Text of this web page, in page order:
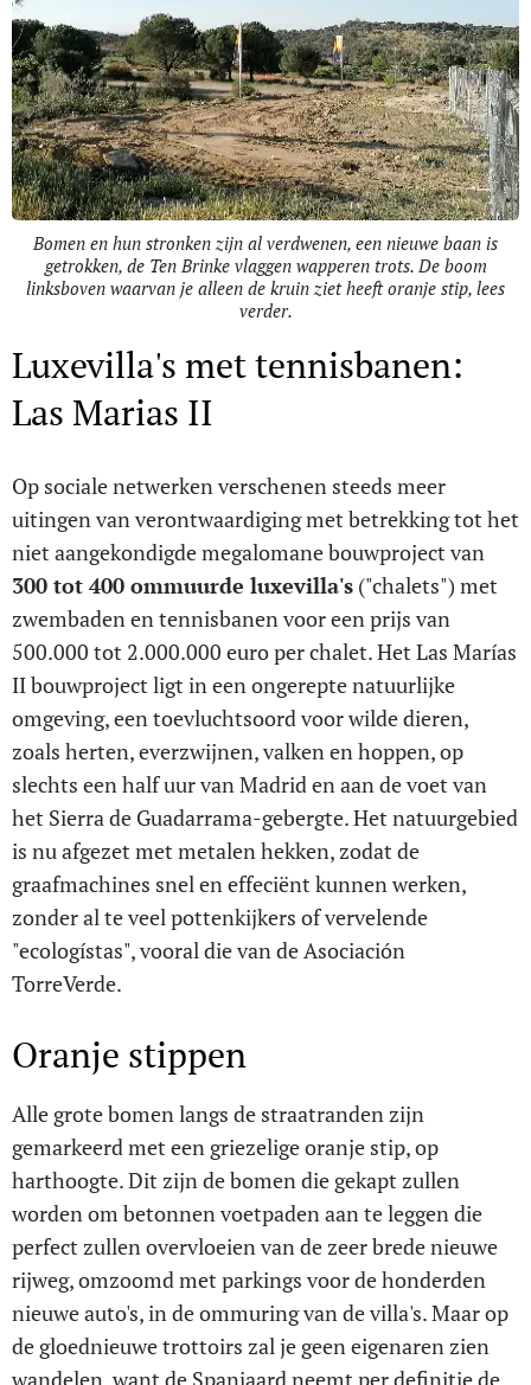
Bomen en hun stronken zijn al verdwenen, een nieuwe baan is
getrokken, de Ten Brinke vlaggen wapperen trots. De boom
linksboven waarvan je alleen de kruin ziet heeft oranje stip, lees
verder.
Luxevilla's met tennisbanen:
Las Marias II
Op sociale netwerken verschenen steeds meer
uitingen van verontwaardiging met betrekking tot het
niet aangekondigde megalomane bouwproject van
300 tot 400 ommuurde luxevilla's ("chalets") met
zwembaden en tennisbanen voor een prijs van
500.000 tot 2.000.000 euro per chalet. Het Las Marías
II bouwproject ligt in een ongerepte natuurlijke
omgeving, een toevluchtsoord voor wilde dieren,
zoals herten, everzwijnen, valken en hoppen, op
slechts een half uur van Madrid en aan de voet van
het Sierra de Guadarrama-gebergte. Het natuurgebied
is nu afgezet met metalen hekken, zodat de
graafmachines snel en effeciënt kunnen werken,
zonder al te veel pottenkijkers of vervelende
"ecologístas", vooral die van de Asociación
TorreVerde.
Oranje stippen
Alle grote bomen langs de straatranden zijn
gemarkeerd met een griezelige oranje stip, op
harthoogte. Dit zijn de bomen die gekapt zullen
worden om betonnen voetpaden aan te leggen die
perfect zullen overvloeien van de zeer brede nieuwe
rijweg, omzoomd met parkings voor de honderden
nieuwe auto's, in de ommuring van de villa's. Maar op
de gloednieuwe trottoirs zal je geen eigenaren zien